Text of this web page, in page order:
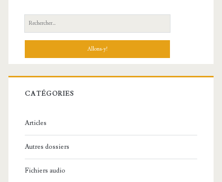
R
e
h
r
c
:
CATÉGORIES
Articles
Autres dossiers
Fichiers audio